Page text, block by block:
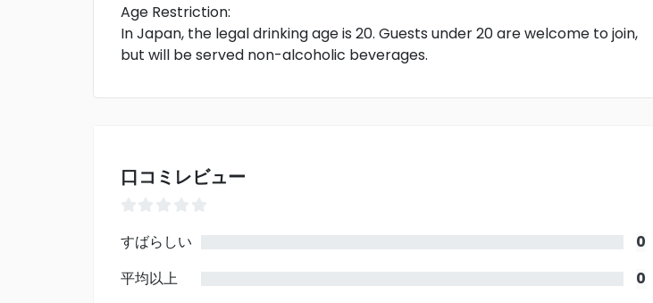
Age Restriction:
In Japan, the legal drinking age is 20. Guests under 20 are welcome to join,
but will be served non-alcoholic beverages.
口コミレビュー
すばらしい
0
平均以上
0